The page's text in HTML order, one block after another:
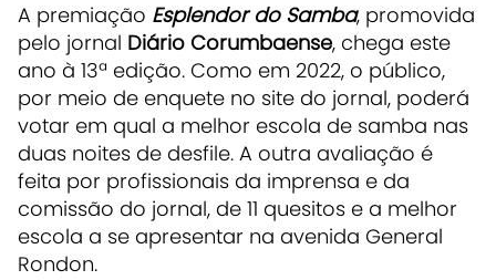
A premiação Esplendor do Samba, promovida
pelo jornal Diário Corumbaense, chega este
ano à 13ª edição. Como em 2022, o público,
por meio de enquete no site do jornal, poderá
votar em qual a melhor escola de samba nas
duas noites de desfile. A outra avaliação é
feita por profissionais da imprensa e da
comissão do jornal, de 11 quesitos e a melhor
escola a se apresentar na avenida General
Rondon.